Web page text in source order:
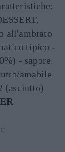
all'ambrato
tipico -
- sapore:
amabile
(asciutto)